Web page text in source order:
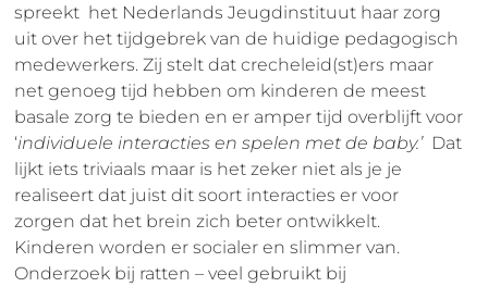
spreekt het Nederlands Jeugdinstituut haar zorg
uit over het tijdgebrek van de huidige pedagogisch
medewerkers. Zij stelt dat crecheleid(st)ers maar
net genoeg tijd hebben om kinderen de meest
basale zorg te bieden en er amper tijd overblijft voor
‘individuele interacties en spelen met de baby.’ Dat
lijkt iets triviaals maar is het zeker niet als je je
realiseert dat juist dit soort interacties er voor
zorgen dat het brein zich beter ontwikkelt.
Kinderen worden er socialer en slimmer van.
Onderzoek bij ratten – veel gebruikt bij